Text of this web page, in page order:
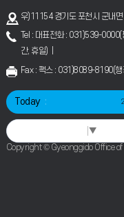
우)11154 경기도 포천시 군내
Tel : 대표전화 : 031)539-
간, 휴일) |
Fax : 팩스 : 031)8089-8190(
Today
▼
Copyright © Gyeonggido Office